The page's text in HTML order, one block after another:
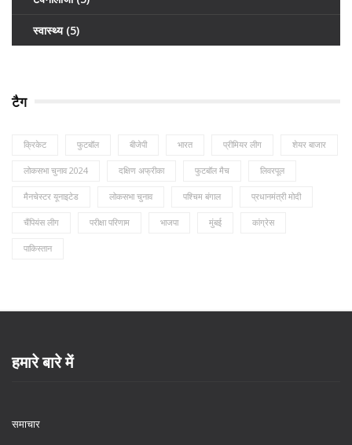
स्वास्थ्य (5)
टैग
क्रिकेट फुटबॉल बीजेपी भारत प्रीमियर लीग शेयर बाजार
लोकसभा चुनाव 2024 दक्षिण अफ्रीका फुटबॉल मैच लिवरपूल
मैनचेस्टर यूनाइटेड लोकसभा चुनाव पश्चिम बंगाल प्रधानमंत्री मोदी
चैंपियंस लीग परीक्षा परिणाम भाजपा मुंबई कांग्रेस
पाकिस्तान
हमारे बारे में
समाचार